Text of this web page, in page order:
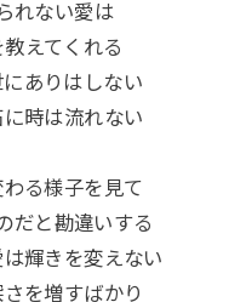
れない愛は
えてくれる
ありはしない
時は流れない
る様子を見て
だと勘違いする
輝きを変えない
を増すばかり